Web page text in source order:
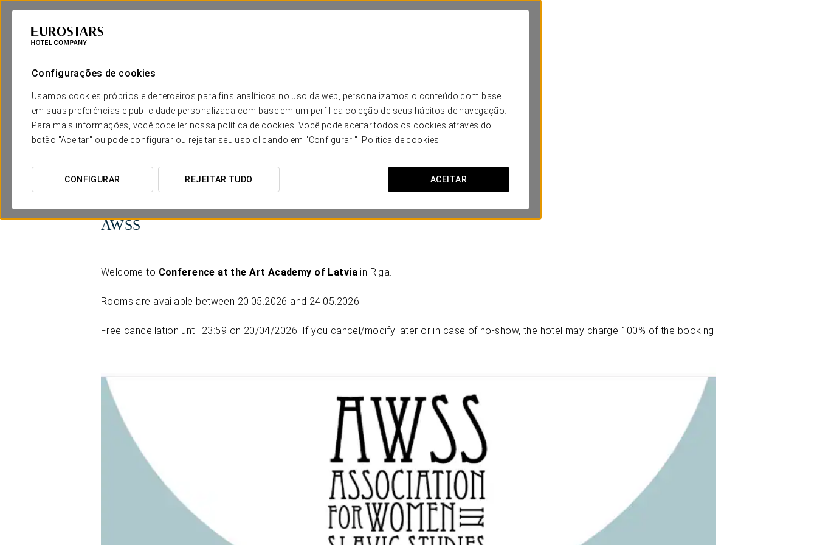
Configurações de cookies
Usamos cookies próprios e de terceiros para fins analíticos no uso da web, personalizamos o conteúdo com base
em suas preferências e publicidade personalizada com base em um perfil da coleção de seus hábitos de navegação.
Para mais informações, você pode ler nossa política de cookies. Você pode aceitar todos os cookies através do
botão "Aceitar" ou pode configurar ou rejeitar seu uso clicando em "Configurar ". Política de cookies
CONFIGURAR REJEITAR TUDO ACEITAR
O teu casamento em
AWSS
Welcome to Conference at the Art Academy of Latviain Riga.
Rooms are available between 20.05.2026 and 24.05.2026.
Free cancellation until 23:59 on 20/04/2026. If you cancel/modify later or in case of no-show, the hotel may charge 100% of the booking.